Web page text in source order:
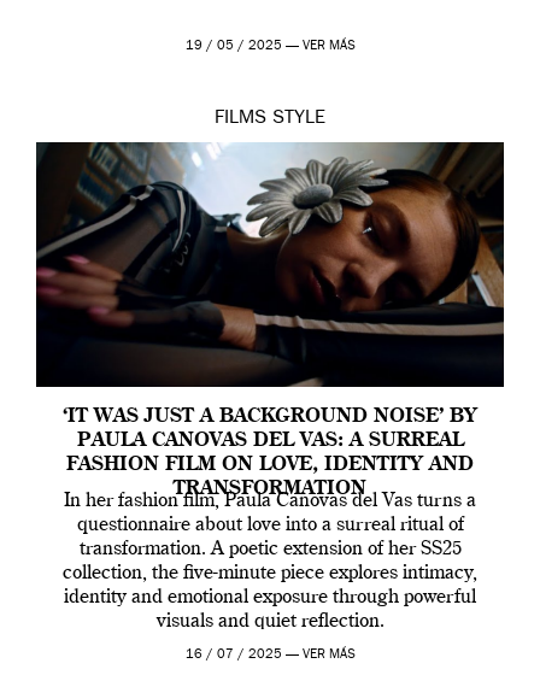
19 / 05 / 2025 — VER MÁS
FILMS STYLE
‘IT WAS JUST A BACKGROUND NOISE’ BY
PAULA CANOVAS DEL VAS: A SURREAL
FASHION FILM ON LOVE, IDENTITY AND
TRANSFORMATION
In her fashion film, Paula Canovas del Vas turns a
questionnaire about love into a surreal ritual of
transformation. A poetic extension of her SS25
collection, the five-minute piece explores intimacy,
identity and emotional exposure through powerful
visuals and quiet reflection.
16 / 07 / 2025 — VER MÁS